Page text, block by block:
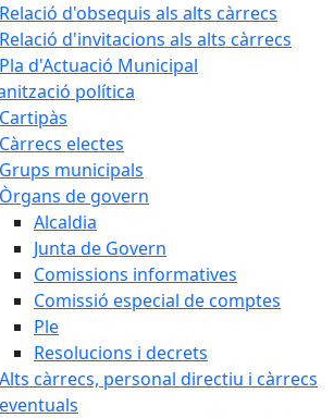
Relació d'obsequis als alts càrrecs
Relació d'invitacions als alts càrrecs
Pla d'Actuació Municipal
política
Cartipàs
Càrrecs electes
Grups municipals
Òrgans de govern
Alcaldia
Junta de Govern
Comissions informatives
Comissió especial de comptes
Ple
Resolucions i decrets
Alts càrrecs, personal directiu i càrrecs
eventuals